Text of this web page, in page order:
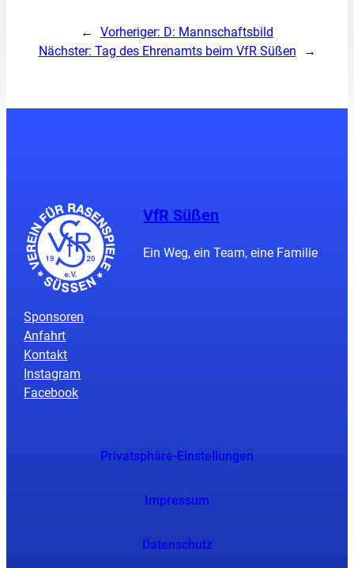
← Vorheriger: D: Mannschaftsbild
Nächster: Tag des Ehrenamts beim VfR Süßen →
VfR Süßen
Ein Weg, ein Team, eine Familie
Sponsoren
Anfahrt
Kontakt
Instagram
Facebook
Privatsphäre-Einstellungen
Impressum
Datenschutz